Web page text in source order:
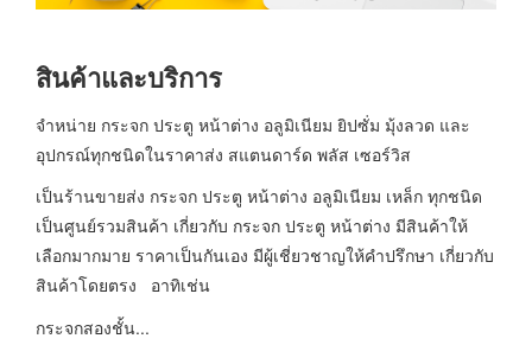
สินค้าและบริการ
จำหน่าย กระจก ประตู หน้าต่าง อลูมิเนียม ยิปซั่ม มุ้งลวด และ
อุปกรณ์ทุกชนิดในราคาส่ง สแตนดาร์ด พลัส เซอร์วิส
เป็นร้านขายส่ง กระจก ประตู หน้าต่าง อลูมิเนียม เหล็ก ทุกชนิด
เป็นศูนย์รวมสินค้า เกี่ยวกับ กระจก ประตู หน้าต่าง มีสินค้าให้
เลือกมากมาย ราคาเป็นกันเอง มีผู้เชี่ยวชาญให้คำปรึกษา เกี่ยวกับ
สินค้าโดยตรง อาทิเช่น
กระจกสองชั้น...